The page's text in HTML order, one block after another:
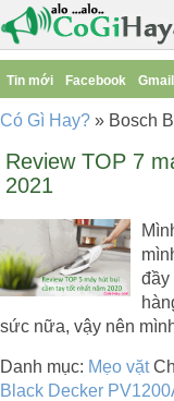
Tin mới Facebook Gmail
Có Gì Hay? » Bosch
Review TOP 7
2021
đầy
sức nữa, vậy nên
Danh mục: Mẹo vặt
Black Decker